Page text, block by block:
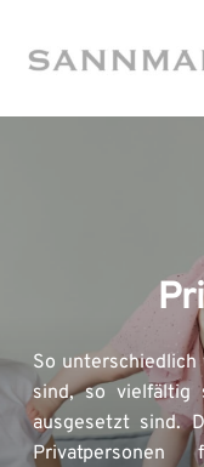
springen
So
sind, so vielfältig
ausgesetzt sind.